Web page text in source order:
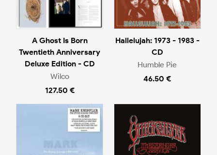
A Ghost Is Born
Twentieth Anniversary
Deluxe Edition - CD
Wilco
127.50 €
Hallelujah: 1973 - 1983 -
CD
Humble Pie
46.50 €